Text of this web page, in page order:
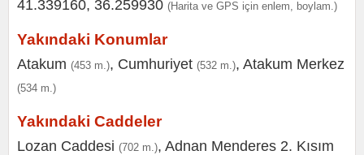
41.339160, 36.259930 (Harita ve GPS için enlem, boylam.)
Yakındaki Konumlar
Atakum (453 m.), Cumhuriyet (532 m.), Atakum Merkez
(534 m.)
Yakındaki Caddeler
Lozan Caddesi (702 m.), Adnan Menderes 2. Kısım